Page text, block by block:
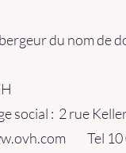
du nom de
social : 2 rue
Tel 10